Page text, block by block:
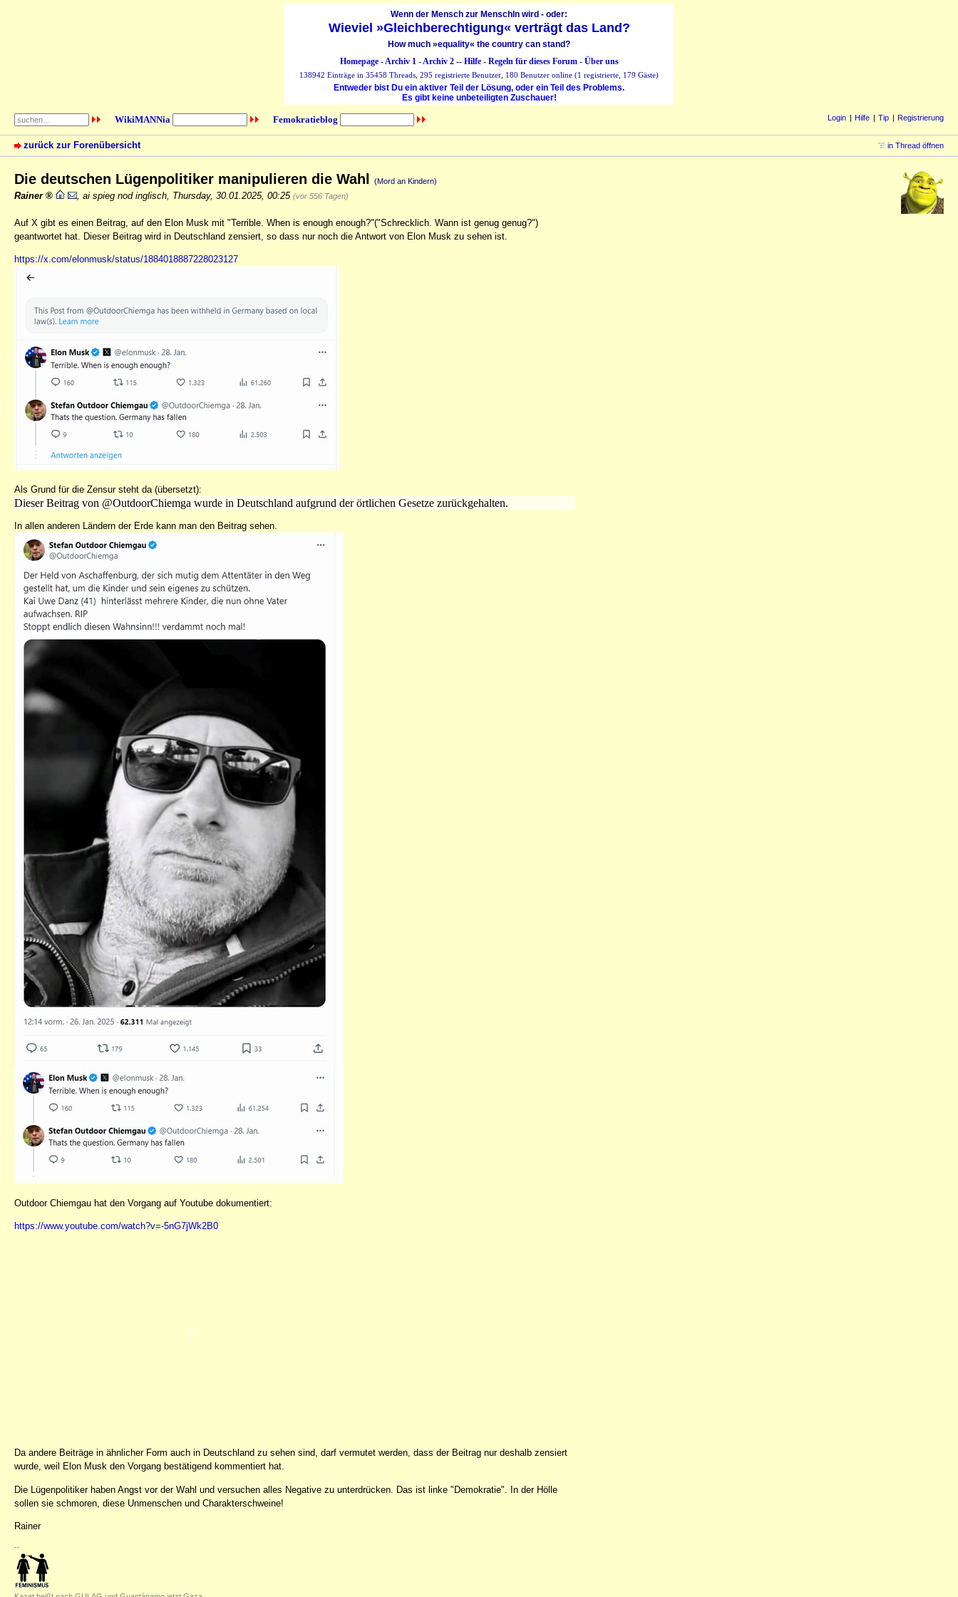
Wenn der Mensch zur MenschIn wird - oder:
Wieviel »Gleichberechtigung« verträgt das Land?
How much »equality« the country can stand?
Homepage-Archiv 1-Archiv 2-- Hilfe- Regeln für dieses Forum- Über uns
138942 Einträge in 35458 Threads, 295 registrierte Benutzer, 180 Benutzer online (1 registrierte, 179 Gäste)
Entweder bist Du ein aktiver Teil der Lösung, oder ein Teil des Problems.
Es gibt keine unbeteiligten Zuschauer!
WikiMANNia Femokratieblog Login Hilfe Tip Registrierung
zurück zur Forenübersicht in Thread öffnen
Die deutschen Lügenpolitiker manipulieren die Wahl (Mord an Kindern)
Rainer ai spieg nod inglisch Thursday, 30.01.2025, 00:25 (vor 556 Tagen)
Auf X gibt es einen Beitrag, auf den Elon Musk mit "Terrible. When is enough enough?"("Schrecklich. Wann ist genug genug?")
geantwortet hat. Dieser Beitrag wird in Deutschland zensiert, so dass nur noch die Antwort von Elon Musk zu sehen ist.
https://x.com/elonmusk/status/1884018887228023127
Als Grund für die Zensur steht da (übersetzt):
Dieser Beitrag von @OutdoorChiemga wurde in Deutschland aufgrund der örtlichen Gesetze zurückgehalten.
In allen anderen Ländern der Erde kann man den Beitrag sehen.
Outdoor Chiemgau hat den Vorgang auf Youtube dokumentiert:
https://www.youtube.com/watch?v=-5nG7jWk2B0
Da andere Beiträge in ähnlicher Form auch in Deutschland zu sehen sind, darf vermutet werden, dass der Beitrag nur deshalb zensiert
wurde, weil Elon Musk den Vorgang bestätigend kommentiert hat.
Die Lügenpolitiker haben Angst vor der Wahl und versuchen alles Negative zu unterdrücken. Das ist linke "Demokratie". In der Hölle
sollen sie schmoren, diese Unmenschen und Charakterschweine!
Rainer
--